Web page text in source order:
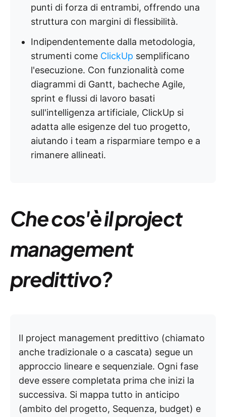
punti di forza di entrambi, offrendo una
struttura con margini di flessibilità.
Indipendentemente dalla metodologia,
strumenti come ClickUp semplificano
l'esecuzione. Con funzionalità come
diagrammi di Gantt, bacheche Agile,
sprint e flussi di lavoro basati
sull'intelligenza artificiale, ClickUp si
adatta alle esigenze del tuo progetto,
aiutando i team a risparmiare tempo e a
rimanere allineati.
Che cos'è il project
management
predittivo?
Il project management predittivo (chiamato
anche tradizionale o a cascata) segue un
approccio lineare e sequenziale. Ogni fase
deve essere completata prima che inizi la
successiva. Si mappa tutto in anticipo
(ambito del progetto, Sequenza, budget) e